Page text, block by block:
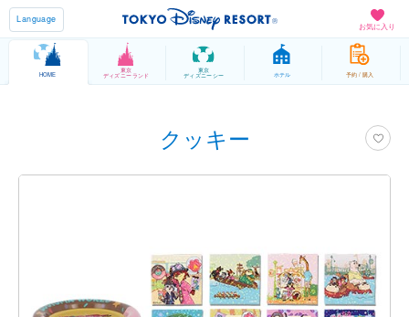
お気に入り
Language
HOME
東京
ディズニーランド
東京
ディズニーシー ホテル 予約 / 購入
クッキー